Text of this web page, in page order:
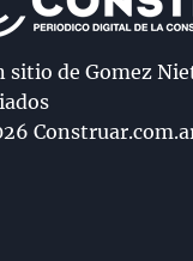
sitio de Gomez